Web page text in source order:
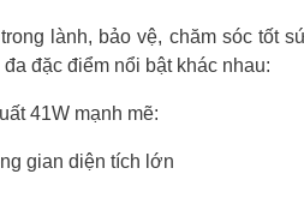
lành, bảo vệ, chăm sóc tốt
đặc điểm nổi bật khác nhau:
41W mạnh mẽ:
gian diện tích lớn